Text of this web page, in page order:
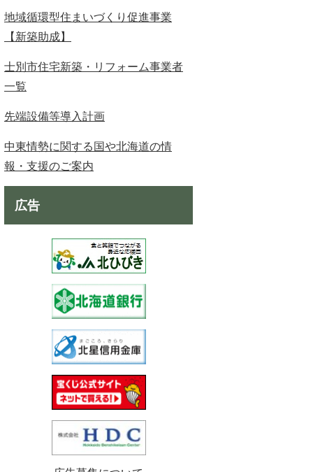
地域循環型住まいづくり促進事業
【新築助成】
士別市住宅新築・リフォーム事業者
一覧
先端設備等導入計画
中東情勢に関する国や北海道の情
報・支援のご案内
広告